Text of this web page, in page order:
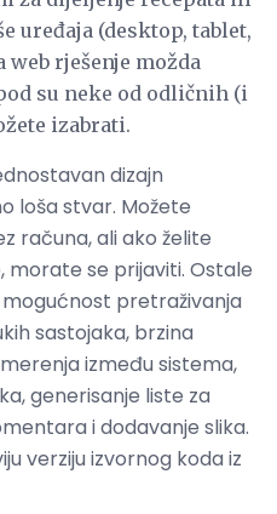
uređaja (desktop, tablet,
rješenje možda
su neke od odličnih (i
izabrati.
dizajn
loša stvar. Možete
računa, ali ako želite
se prijaviti. Ostale
pretraživanja
sastojaka, brzina
između sistema,
generisanje liste za
i dodavanje slika.
verziju izvornog koda iz